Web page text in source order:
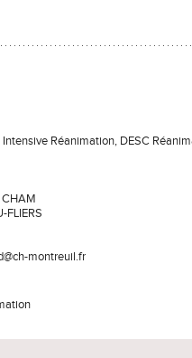
Réanimation, DESC
montreuil.fr